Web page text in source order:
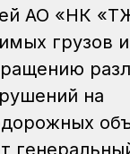
АО «НК
грузов и
на